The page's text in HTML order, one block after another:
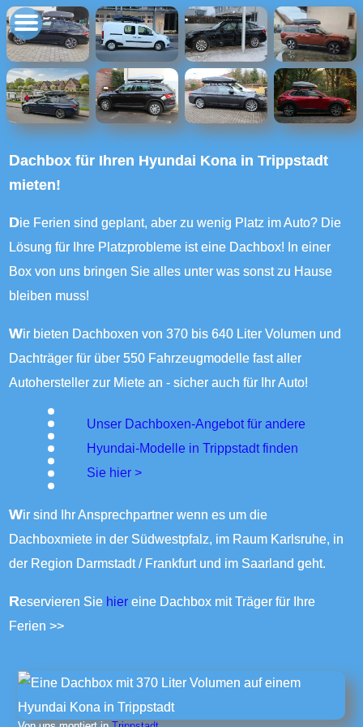
Dachbox für Ihren Hyundai Kona in Trippstadt
mieten!
Die Ferien sind geplant, aber zu wenig Platz im Auto? Die
Lösung für Ihre Platzprobleme ist eine Dachbox! In einer
Box von uns bringen Sie alles unter was sonst zu Hause
bleiben muss!
Wir bieten Dachboxen von 370 bis 640 Liter Volumen und
Dachträger für über 550 Fahrzeugmodelle fast aller
Autohersteller zur Miete an - sicher auch für Ihr Auto!
Unser Dachboxen-Angebot für andere
Hyundai-Modelle in Trippstadt finden
Sie hier >
Wir sind Ihr Ansprechpartner wenn es um die
Dachboxmiete in der Südwestpfalz, im Raum Karlsruhe, in
der Region Darmstadt / Frankfurt und im Saarland geht.
Reservieren Sie hier eine Dachbox mit Träger für Ihre
Ferien >>